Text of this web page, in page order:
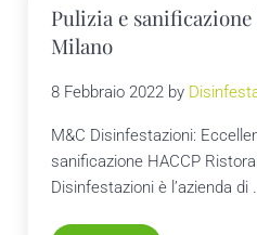
Pulizia e
Milano
8 Febbraio 2022 by
M&C Disinfestazioni:
sanificazione HACCP
Disinfestazioni è l’azienda di